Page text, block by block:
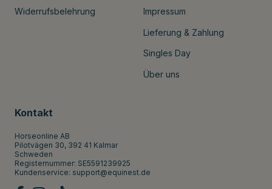
Widerrufsbelehrung Impressum
Lieferung & Zahlung
Singles Day
Über uns
Kontakt
Horseonline AB
Pilotvägen 30, 392 41 Kalmar
Schweden
Registernummer: SE5591239925
Kundenservice: support@equinest.de